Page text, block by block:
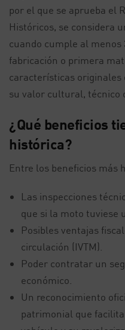
por el que se aprueba el
Históricos, se considera
cuando cumple al menos
fabricación o primera
características originales
su valor cultural, técnico
¿Qué beneficios
histórica?
Entre los beneficios más
Las inspecciones
que si la moto tuviese
Posibles ventajas
circulación (IVTM).
Poder contratar un
económico.
Un reconocimiento
patrimonial que